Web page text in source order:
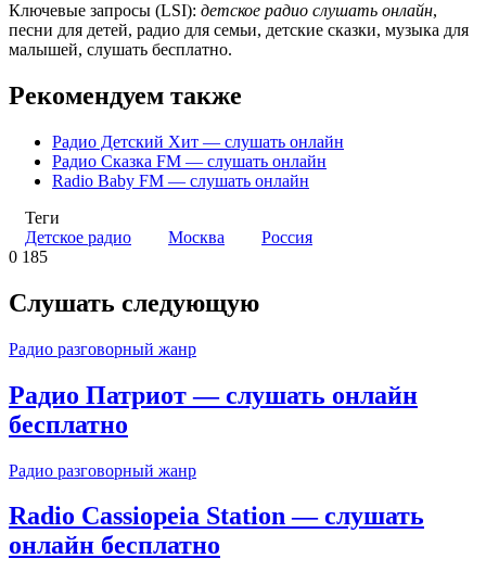
Ключевые запросы (LSI): детское радио слушать онлайн,
песни для детей, радио для семьи, детские сказки, музыка для
малышей, слушать бесплатно.
Рекомендуем также
Радио Детский Хит — слушать онлайн
Радио Сказка FM — слушать онлайн
Radio Baby FM — слушать онлайн
Теги
Детское радио
Москва
Россия
0 185
Слушать следующую
Радио разговорный жанр
Радио Патриот — слушать онлайн
бесплатно
Радио разговорный жанр
Radio Cassiopeia Station — слушать
онлайн бесплатно